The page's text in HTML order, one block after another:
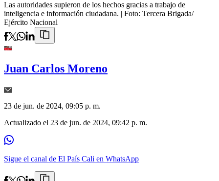
Las autoridades supieron de los hechos gracias a trabajo de
inteligencia e información ciudadana. | Foto: Tercera Brigada/
Ejército Nacional
Juan Carlos Moreno
23 de jun. de 2024, 09:05 p. m.
Actualizado el 23 de jun. de 2024, 09:42 p. m.
Sigue el canal de El País Cali en WhatsApp